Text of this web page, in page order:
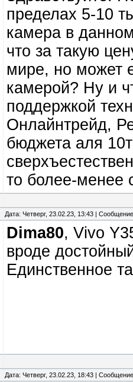
пределах 5-10
камера в
что за такую
мире, но может
камерой? Ну и
поддержкой
Онлайнтрейд,
бюджета аля
то более-менее
Дата: Четверг, 23.02.23, 13:43 |
Dima80, Vivo
вроде
Единственное
Дата: Четверг, 23.02.23, 18:43 |